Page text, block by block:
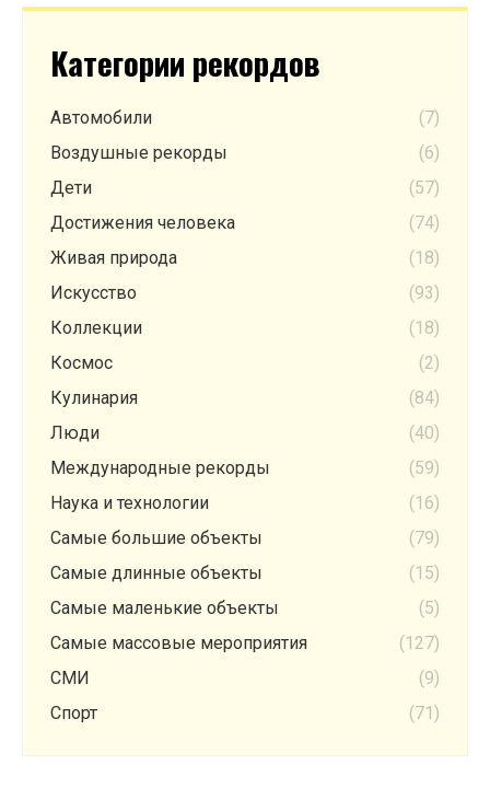
Категории рекордов
Автомобили
(7)
Воздушные рекорды
(6)
Дети
(57)
Достижения человека
(74)
Живая природа
(18)
Искусство
(93)
Коллекции
(18)
Космос
(2)
Кулинария
(84)
Люди
(40)
Международные рекорды
(59)
Наука и технологии
(16)
Самые большие объекты
(79)
Самые длинные объекты
(15)
Самые маленькие объекты
(5)
Самые массовые мероприятия
(127)
СМИ
(9)
Спорт
(71)